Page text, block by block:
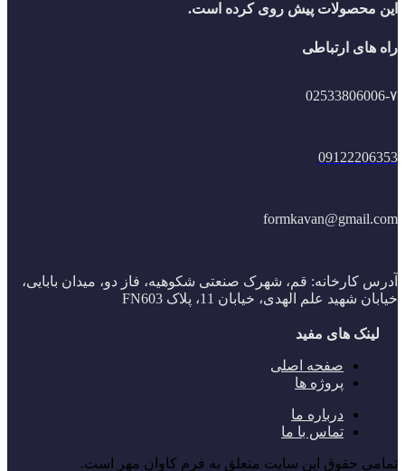
این محصولات پیش روی کرده است.
راه های ارتباطی
02533806006-۷
09122206353
formkavan@gmail.com
آدرس کارخانه: قم، شهرک صنعتی شکوهیه، فاز دو، میدان بابایی،
خیابان شهید علم الهدی، خیابان 11، پلاک FN603
لینک های مفید
صفحه اصلی
پروژه ها
درباره ما
تماس با ما
تمامی حقوق این سایت متعلق به فرم کاوان مهر است.